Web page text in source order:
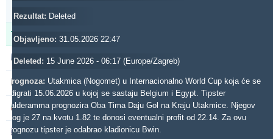
Rezultat: Deleted
Objavljeno: 31.05.2026 22:47
Deleted: 15 June 2026 - 06:17 (Europe/Zagreb)
Prognoza: Utakmica (Nogomet) u Internacionalno World Cup koja će se
odigrati 15.06.2026 u kojoj se sastaju Belgium i Egypt. Tipster
valderamma prognozira Oba Tima Daju Gol na Kraju Utakmice. Njegov
ulog je 27 na kvotu 1.82 te donosi eventualni profit od 22.14. Za ovu
prognozu tipster je odabrao kladionicu Bwin.
31m
Tipster Profit Prinos
gerrard062xr 583.46 35.34 %
makau 539.22 2.02 %
toptip 511.84 24.93 %
alepou 393.83 0.34 %